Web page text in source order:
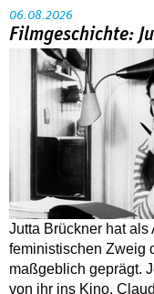
06.08.2026
Filmgeschichte:
Jutta Brückner hat
feministischen Zweig
maßgeblich geprägt.
von ihr ins Kino.